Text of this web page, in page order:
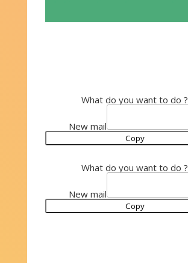
What do you want to do ?
New mail
Copy
What do you want to do ?
New mail
Copy